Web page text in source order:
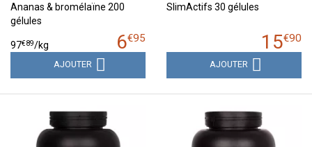
Ananas & bromélaïne 200
gélules
6€95
97€89/kg
AJOUTER
SlimActifs 30 gélules
15€90
AJOUTER